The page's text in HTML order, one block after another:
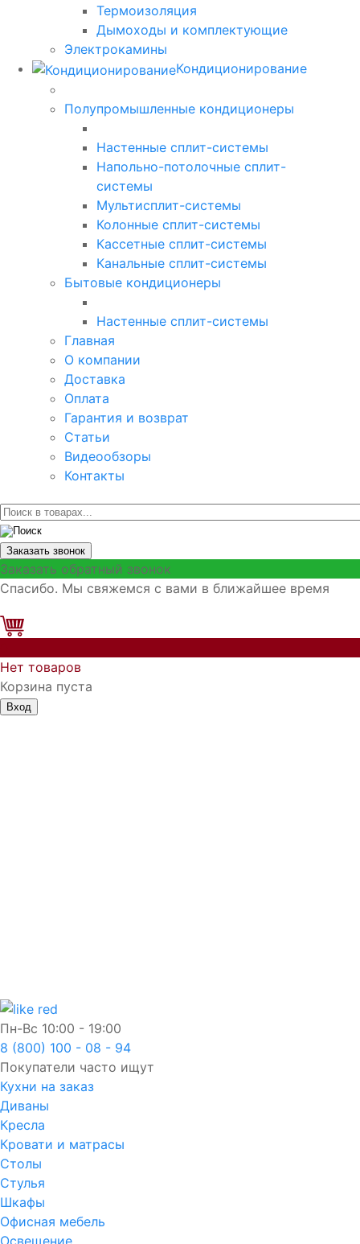
Термоизоляция
Дымоходы и комплектующие
Электрокамины
Кондиционирование
Полупромышленные кондиционеры
Настенные сплит-системы
Напольно-потолочные сплит-
системы
Мультисплит-системы
Колонные сплит-системы
Кассетные сплит-системы
Канальные сплит-системы
Бытовые кондиционеры
Настенные сплит-системы
Главная
О компании
Доставка
Оплата
Гарантия и возврат
Статьи
Видеообзоры
Контакты
Заказать звонок
Заказать обратный звонок
Спасибо. Мы свяжемся с вами в ближайшее время
Нет товаров
Корзина пуста
Вход
Пн-Вс 10:00 - 19:00
8 (800) 100 - 08 - 94
Покупатели часто ищут
Кухни на заказ
Диваны
Кресла
Кровати и матрасы
Столы
Стулья
Шкафы
Офисная мебель